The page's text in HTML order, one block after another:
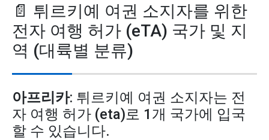
📄 튀르키예 여권 소지자를 위한
전자 여행 허가 (eTA) 국가 및 지
역 (대륙별 분류)
아프리카: 튀르키예 여권 소지자는 전
자 여행 허가 (eta)로 1개 국가에 입국
할 수 있습니다.